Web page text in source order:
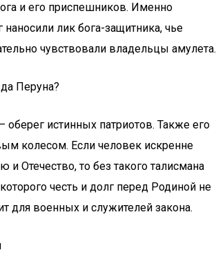
и его приспешников. Именно
наносили лик бога-защитника, чье
чувствовали владельцы амулета.
Перуна?
истинных патриотов. Также его
колесом. Если человек искренне
Отечество, то без такого талисмана
честь и долг перед Родиной не
для военных и служителей закона.